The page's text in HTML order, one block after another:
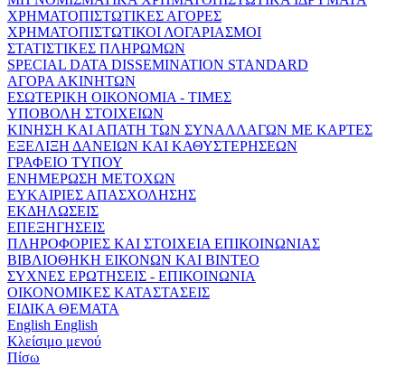
ΧΡΗΜΑΤΟΠΙΣΤΩΤΙΚΕΣ ΑΓΟΡΕΣ
ΧΡΗΜΑΤΟΠΙΣΤΩΤΙΚΟΙ ΛΟΓΑΡΙΑΣΜΟΙ
ΣΤΑΤΙΣΤΙΚΕΣ ΠΛΗΡΩΜΩΝ
SPECIAL DATA DISSEMINATION STANDARD
ΑΓΟΡΑ ΑΚΙΝΗΤΩΝ
ΕΣΩΤΕΡΙΚΗ ΟΙΚΟΝΟΜΙΑ - ΤΙΜΕΣ
ΥΠΟΒΟΛΗ ΣΤΟΙΧΕΙΩΝ
ΚΙΝΗΣΗ ΚΑΙ ΑΠΑΤΗ ΤΩΝ ΣΥΝΑΛΛΑΓΩΝ ΜΕ ΚΑΡΤΕΣ
ΕΞΕΛΙΞΗ ΔΑΝΕΙΩΝ ΚΑΙ ΚΑΘΥΣΤΕΡΗΣΕΩΝ
ΓΡΑΦΕΙΟ ΤΥΠΟΥ
ΕΝΗΜΕΡΩΣΗ ΜΕΤΟΧΩΝ
ΕΥΚΑΙΡΙΕΣ ΑΠΑΣΧΟΛΗΣΗΣ
ΕΚΔΗΛΩΣΕΙΣ
ΕΠΕΞΗΓΗΣΕΙΣ
ΠΛΗΡΟΦΟΡΙΕΣ ΚΑΙ ΣΤΟΙΧΕΙΑ ΕΠΙΚΟΙΝΩΝΙΑΣ
ΒΙΒΛΙΟΘΗΚΗ ΕΙΚΟΝΩΝ ΚΑΙ ΒΙΝΤΕΟ
ΣΥΧΝΕΣ ΕΡΩΤΗΣΕΙΣ - ΕΠΙΚΟΙΝΩΝΙΑ
ΟΙΚΟΝΟΜΙΚΕΣ ΚΑΤΑΣΤΑΣΕΙΣ
ΕΙΔΙΚΑ ΘΕΜΑΤΑ
English English
Κλείσιμο μενού
Πίσω